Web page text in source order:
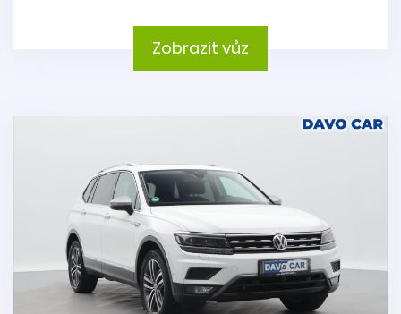
Zobrazit vůz